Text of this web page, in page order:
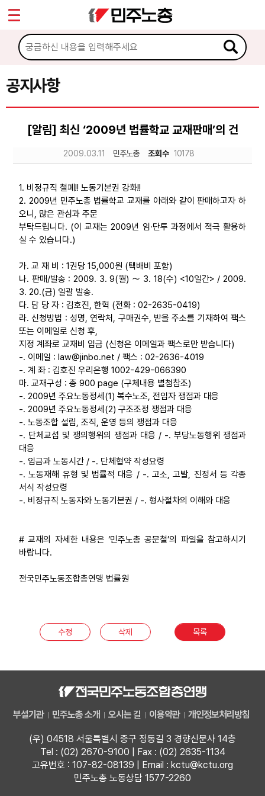
공지사항
[알림] 최신 ‘2009년 법률학교 교재판매’의 건
2009.03.11 민주노총 조회수 10178
1. 비정규직 철폐!! 노동기본권 강화!!
2. 2009년 민주노총 법률학교 교재를 아래와 같이 판매하고자 하
오니, 많은 관심과 주문
부탁드립니다. (이 교재는 2009년 임·단투 과정에서 적극 활용하
실 수 있습니다.)
가. 교 재 비 : 1권당 15,000원 (택배비 포함)
나. 판매/발송 : 2009. 3. 9(월) ～ 3. 18(수) <10일간> / 2009.
3. 20.(금) 일괄 발송.
다. 담 당 자 : 김호진, 한혁 (전화 : 02-2635-0419)
라. 신청방법 : 성명, 연락처, 구매권수, 받을 주소를 기재하여 팩스
또는 이메일로 신청 후,
지정 계좌로 교재비 입금 (신청은 이메일과 팩스로만 받습니다)
-. 이메일 : law@jinbo.net / 팩스 : 02-2636-4019
-. 계 좌 : 김호진 우리은행 1002-429-066390
마. 교재구성 : 총 900 page (구체내용 별첨참조)
-. 2009년 주요노동정세(1) 복수노조, 전임자 쟁점과 대응
-. 2009년 주요노동정세(2) 구조조정 쟁점과 대응
-. 노동조합 설립, 조직, 운영 등의 쟁점과 대응
-. 단체교섭 및 쟁의행위의 쟁점과 대응 / -. 부당노동행위 쟁점과
대응
-. 임금과 노동시간 / -. 단체협약 작성요령
-. 노동재해 유형 및 법률적 대응 / -. 고소, 고발, 진정서 등 각종
서식 작성요령
-. 비정규직 노동자와 노동기본권 / -. 형사절차의 이해와 대응
# 교재의 자세한 내용은 ‘민주노총 공문철’의 파일을 참고하시기
바랍니다.
전국민주노동조합총연맹 법률원
수정 삭제 목록
부설기관 민주노총 소개 오시는 길 이용약관 개인정보처리방침
(우) 04518 서울특별시 중구 정동길 3 경향신문사 14층
Tel : (02) 2670-9100 | Fax : (02) 2635-1134
고유번호 : 107-82-08139 | Email : kctu@kctu.org
민주노총 노동상담 1577-2260
마이페이지
소개
소식
공지사항
성명·보도
노동상담
자료
업무
Sketchbook5, 스케치북5
Sketchbook5, 스케치북5